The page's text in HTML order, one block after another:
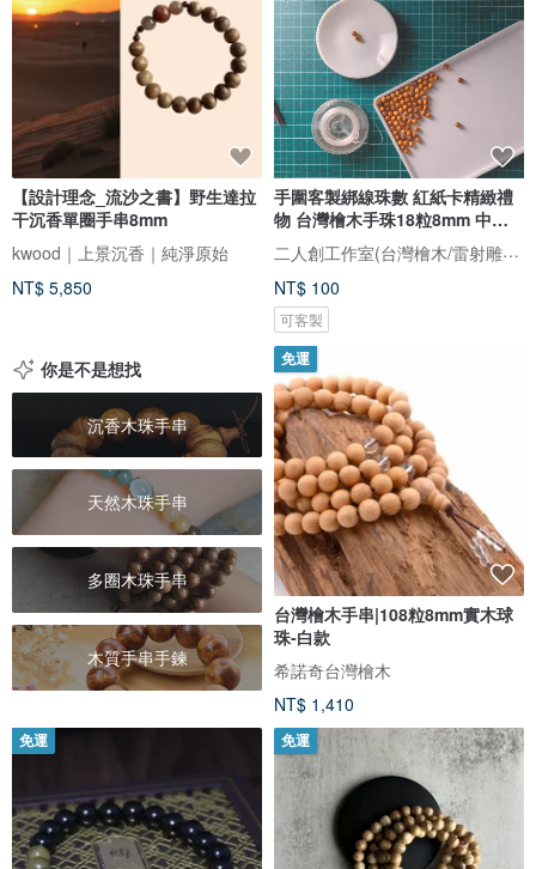
【設計理念_流沙之書】野生達拉
干沉香單圈手串8mm
kwood｜上景沉香｜純淨原始
NT$ 5,850
手圍客製綁線珠數 紅紙卡精緻禮
物 台灣檜木手珠18粒8mm 中性
手串
二人創工作室(台灣檜木/雷射雕刻禮品客製)
NT$ 100
可客製
你是不是想找
沉香木珠手串
天然木珠手串
多圈木珠手串
木質手串手鍊
免運
台灣檜木手串|108粒8mm實木球
珠-白款
希諾奇台灣檜木
NT$ 1,410
免運 免運